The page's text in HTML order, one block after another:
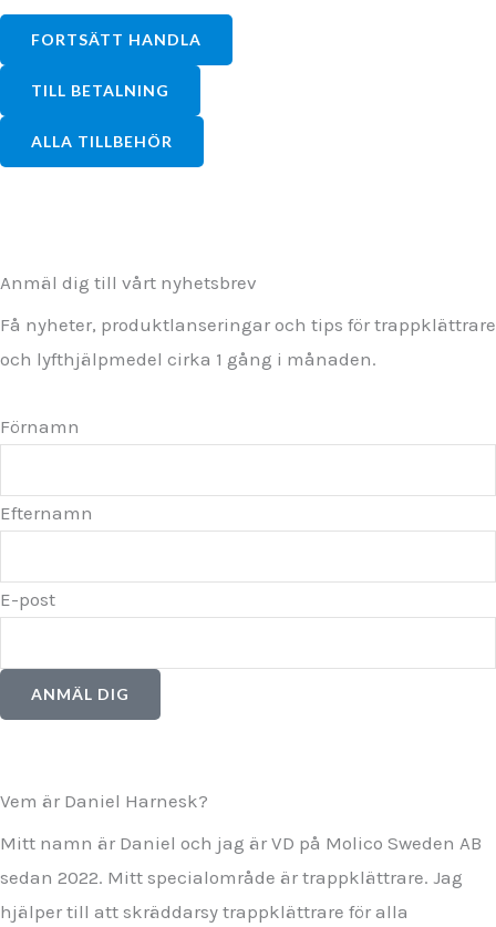
FORTSÄTT HANDLA
TILL BETALNING
ALLA TILLBEHÖR
Anmäl dig till vårt nyhetsbrev
Få nyheter, produktlanseringar och tips för trappklättrare
och lyfthjälpmedel cirka 1 gång i månaden.
Förnamn
Efternamn
E-post
ANMÄL DIG
Vem är Daniel Harnesk?
Mitt namn är Daniel och jag är VD på Molico Sweden AB
sedan 2022. Mitt specialområde är trappklättrare. Jag
hjälper till att skräddarsy trappklättrare för alla